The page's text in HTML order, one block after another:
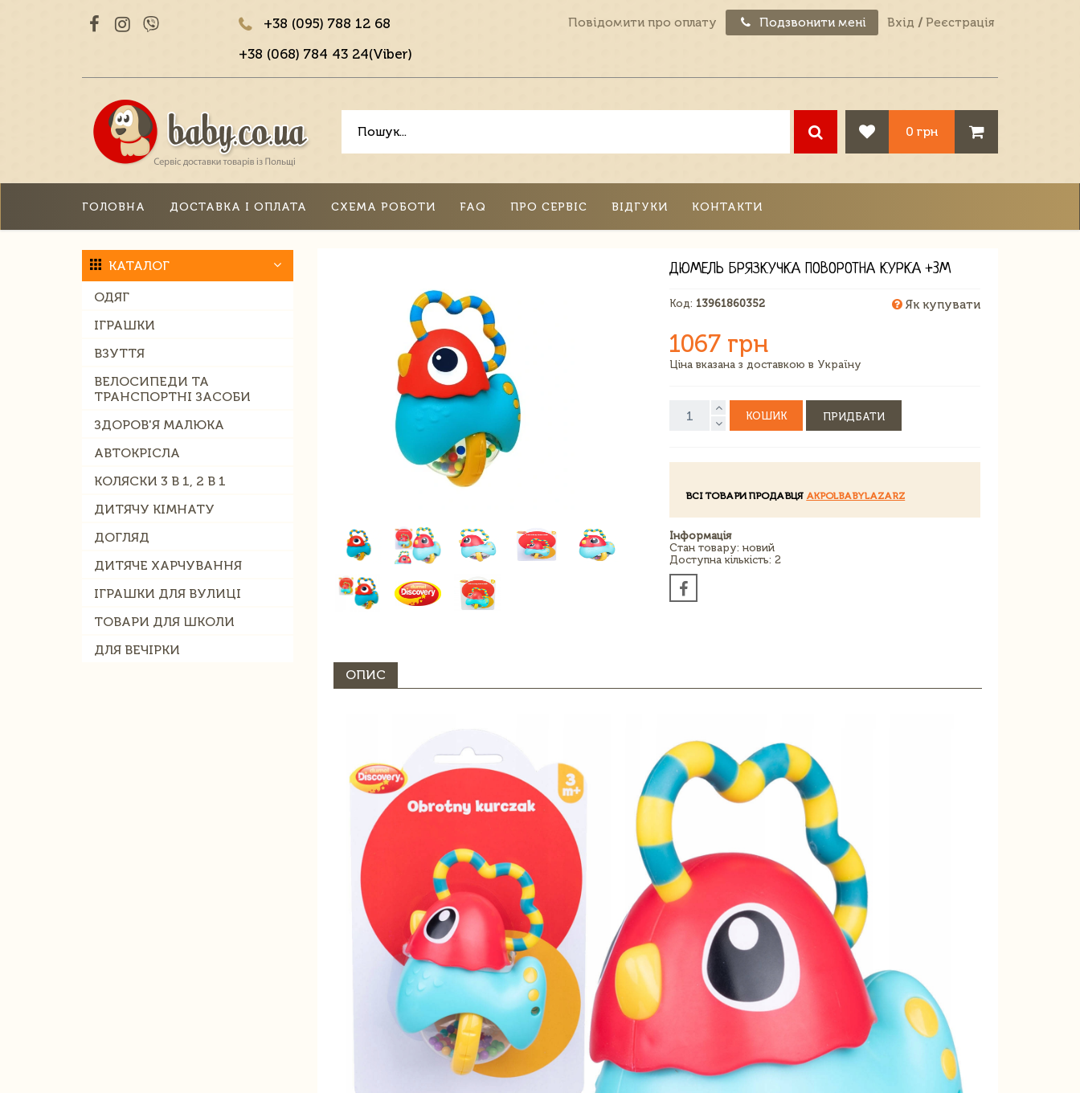
+38 (095) 788 12 68
+38 (068) 784 43 24(Viber)
Повідомити про оплату Подзвонити мені Вхід / Реєстрація
0 грн
ГОЛОВНА ДОСТАВКА І ОПЛАТА СХЕМА РОБОТИ FAQ ПРО СЕРВІС ВІДГУКИ КОНТАКТИ
КАТАЛОГ
ОДЯГ
ІГРАШКИ
ВЗУТТЯ
ВЕЛОСИПЕДИ ТА
ТРАНСПОРТНІ ЗАСОБИ
ЗДОРОВ'Я МАЛЮКА
АВТОКРІСЛА
КОЛЯСКИ 3 В 1, 2 В 1
ДИТЯЧУ КІМНАТУ
ДОГЛЯД
ДИТЯЧЕ ХАРЧУВАННЯ
ІГРАШКИ ДЛЯ ВУЛИЦІ
ТОВАРИ ДЛЯ ШКОЛИ
ДЛЯ ВЕЧІРКИ
ДЮМЕЛЬ БРЯЗКУЧКА ПОВОРОТНА КУРКА +3М
Код: 13961860352 Як купувати
1067 грн
Ціна вказана з доставкою в Україну
КОШИК ПРИДБАТИ
ВСІ ТОВАРИ ПРОДАВЦЯ AKPOLBABYLAZARZ
Інформація
Стан товару: новий
Доступна кількість: 2
ОПИС